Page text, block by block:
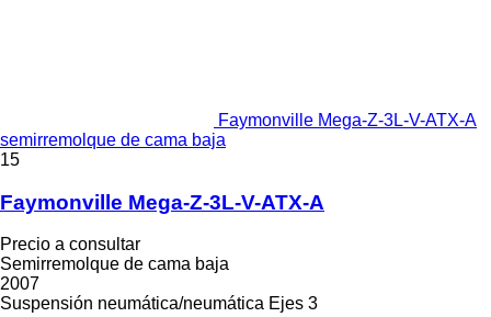
Faymonville Mega-Z-3L-V-ATX-A
semirremolque de cama baja
15
Faymonville Mega-Z-3L-V-ATX-A
Precio a consultar
Semirremolque de cama baja
2007
Suspensión neumática/neumática Ejes 3